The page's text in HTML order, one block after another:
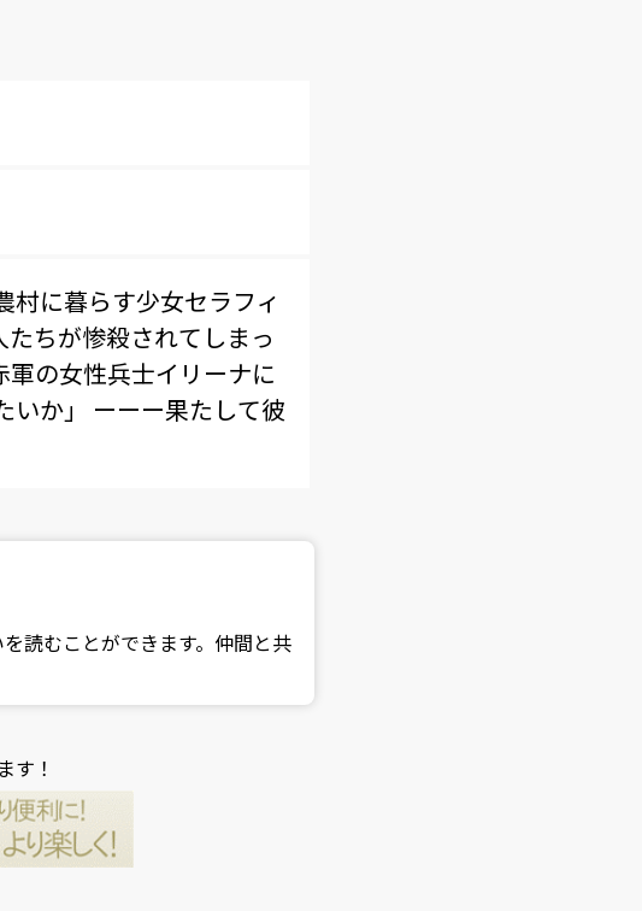
村に暮らす少女セラフィ
ちが惨殺されてしまっ
の女性兵士イリーナに
いか」 ーーー果たして彼
読むことができます。仲間と共
す！